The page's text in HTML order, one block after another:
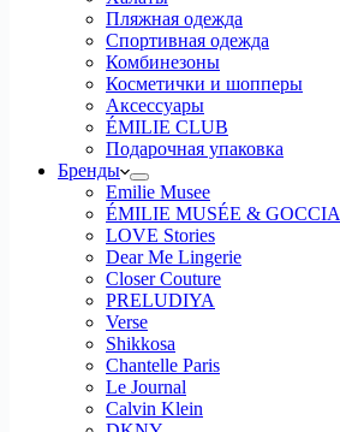
Пляжная одежда
Спортивная одежда
Комбинезоны
Косметички и шопперы
Аксессуары
ÉMILIE CLUB
Подарочная упаковка
Бренды
Emilie Musee
ÉMILIE MUSÉE & GOCCIA
LOVE Stories
Dear Me Lingerie
Closer Couture
PRELUDIYA
Verse
Shikkosa
Chantelle Paris
Le Journal
Calvin Klein